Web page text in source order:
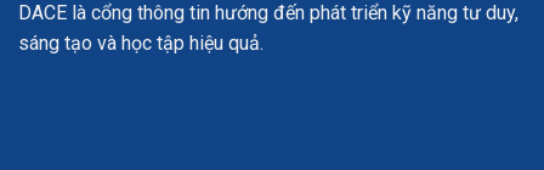
DACE là cổng thông tin hướng đến phát triển kỹ năng tư duy,
sáng tạo và học tập hiệu quả.